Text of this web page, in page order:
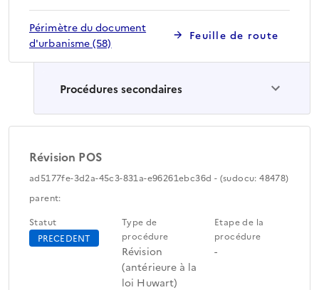
Périmètre du document
d'urbanisme (58)
Feuille de route
Procédures secondaires
Révision POS
ad5177fe-3d2a-45c3-831a-e96261ebc36d - (sudocu: 48478)
parent:
Statut
PRECEDENT
Type de
procédure
Révision
(antérieure à la
loi Huwart)
Etape de la
procédure
-